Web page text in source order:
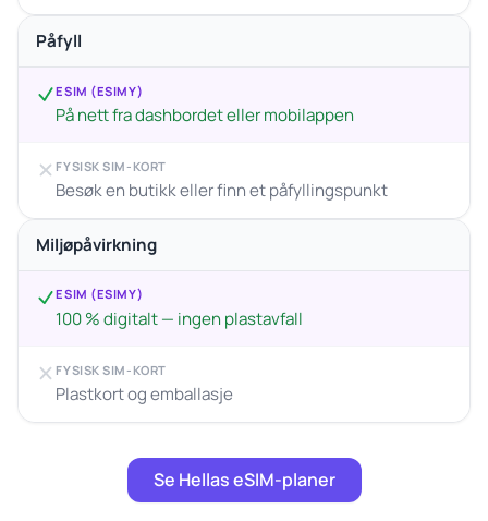
Påfyll
ESIM (ESIMY)
På nett fra dashbordet eller mobilappen
FYSISK SIM-KORT
Besøk en butikk eller finn et påfyllingspunkt
Miljøpåvirkning
ESIM (ESIMY)
100 % digitalt — ingen plastavfall
FYSISK SIM-KORT
Plastkort og emballasje
Se Hellas eSIM-planer